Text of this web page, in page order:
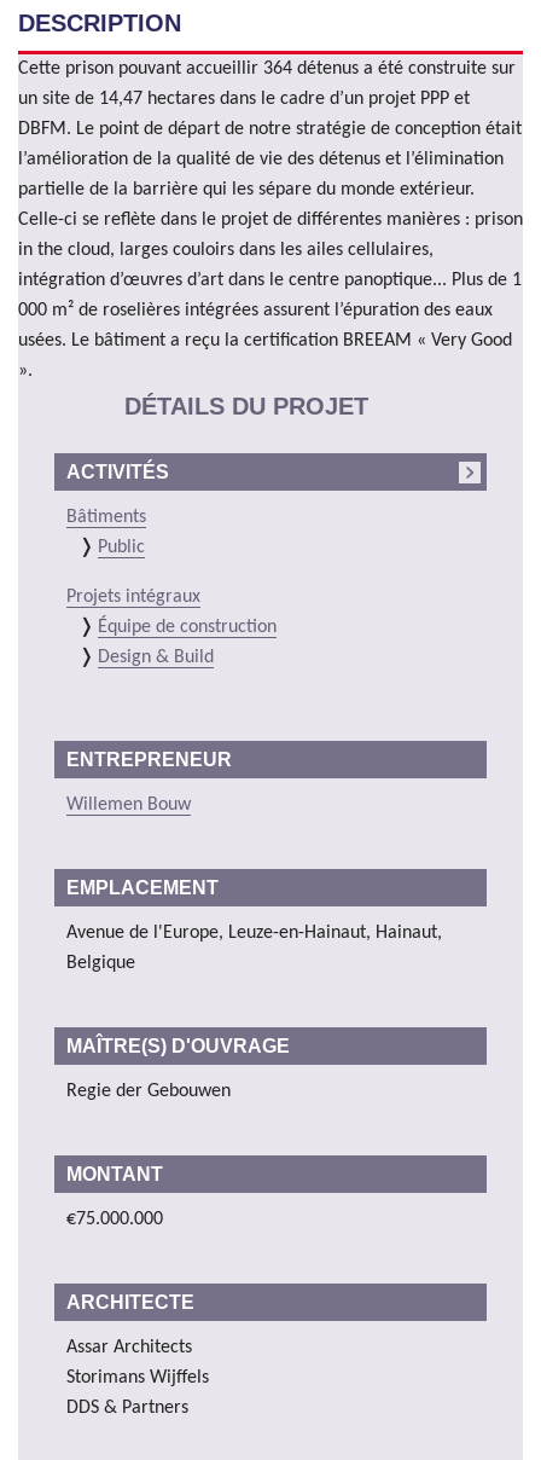
DESCRIPTION
Cette prison pouvant accueillir 364 détenus a été construite sur
un site de 14,47 hectares dans le cadre d’un projet PPP et
DBFM. Le point de départ de notre stratégie de conception était
l’amélioration de la qualité de vie des détenus et l’élimination
partielle de la barrière qui les sépare du monde extérieur.
Celle-ci se reflète dans le projet de différentes manières : prison
in the cloud, larges couloirs dans les ailes cellulaires,
intégration d’œuvres d’art dans le centre panoptique... Plus de 1
000 m² de roselières intégrées assurent l’épuration des eaux
usées. Le bâtiment a reçu la certification BREEAM « Very Good
».
DÉTAILS DU PROJET
ACTIVITÉS
Bâtiments
Public
Projets intégraux
Équipe de construction
Design & Build
ENTREPRENEUR
Willemen Bouw
EMPLACEMENT
Avenue de l'Europe, Leuze-en-Hainaut, Hainaut,
Belgique
MAÎTRE(S) D'OUVRAGE
Regie der Gebouwen
MONTANT
€75.000.000
ARCHITECTE
Assar Architects
Storimans Wijffels
DDS & Partners